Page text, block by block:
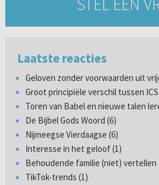
STEL EEN
Laatste reacties
Geloven zonder voorwaarden uit
Groot principiële verschil tussen
Toren van Babel en nieuwe talen
De Bijbel Gods Woord (6)
Nijmeegse Vierdaagse (6)
Interesse in het geloof (1)
Behoudende familie (niet) vertellen
TikTok-trends (1)